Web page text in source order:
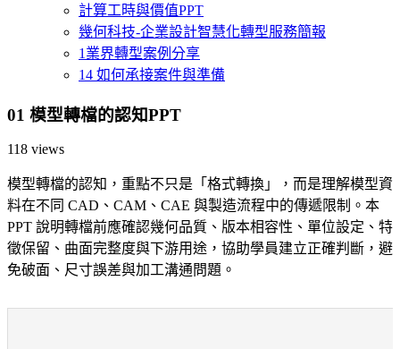
計算工時與價值PPT
幾何科技-企業設計智慧化轉型服務簡報
1業界轉型案例分享
14 如何承接案件與準備
01 模型轉檔的認知PPT
118 views
模型轉檔的認知，重點不只是「格式轉換」，而是理解模型資
料在不同 CAD、CAM、CAE 與製造流程中的傳遞限制。本
PPT 說明轉檔前應確認幾何品質、版本相容性、單位設定、特
徵保留、曲面完整度與下游用途，協助學員建立正確判斷，避
免破面、尺寸誤差與加工溝通問題。